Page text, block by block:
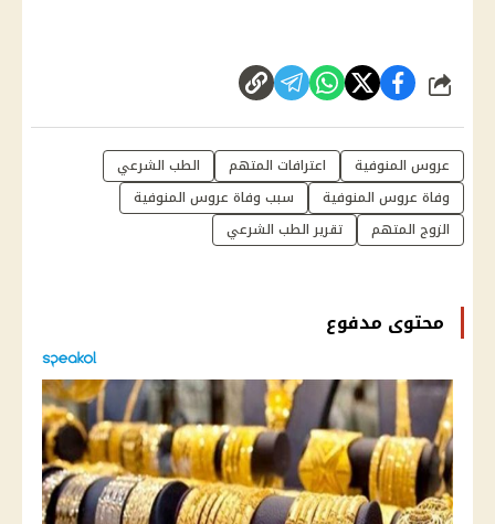
شارك
عروس المنوفية اعترافات المتهم
الطب الشرعي
وفاة عروس المنوفية
سبب وفاة عروس المنوفية
الزوج المتهم
تقرير الطب الشرعي
محتوى مدفوع